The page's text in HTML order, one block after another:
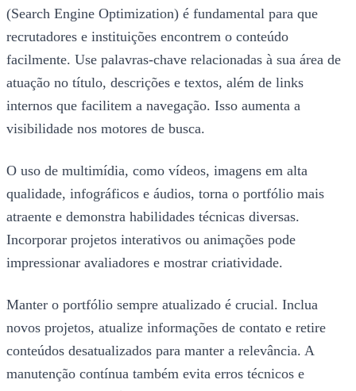
(Search Engine Optimization) é fundamental para que
recrutadores e instituições encontrem o conteúdo
facilmente. Use palavras-chave relacionadas à sua área de
atuação no título, descrições e textos, além de links
internos que facilitem a navegação. Isso aumenta a
visibilidade nos motores de busca.
O uso de multimídia, como vídeos, imagens em alta
qualidade, infográficos e áudios, torna o portfólio mais
atraente e demonstra habilidades técnicas diversas.
Incorporar projetos interativos ou animações pode
impressionar avaliadores e mostrar criatividade.
Manter o portfólio sempre atualizado é crucial. Inclua
novos projetos, atualize informações de contato e retire
conteúdos desatualizados para manter a relevância. A
manutenção contínua também evita erros técnicos e